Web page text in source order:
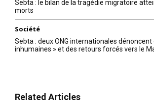
Sebta : le bilan de la tragédie migratoire
morts
Société
Sebta : deux ONG internationales dénoncent
inhumaines » et des retours forcés vers le
Related Articles